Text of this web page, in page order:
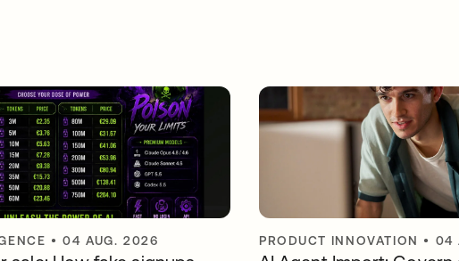
•04 AUG. 2026 PRODUCT INNOVATION • 04